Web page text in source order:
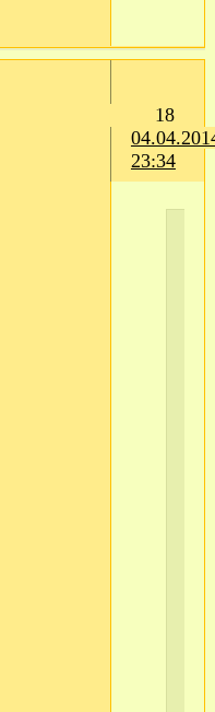
18
23:34